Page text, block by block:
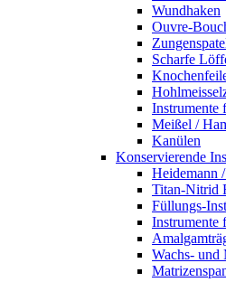
Wundhaken
Ouvre-
Scharfe
Instrumente
Meißel /
Kanülen
Konservierende
Heidemann
Titan-Nitrid
Füllungs-
Instrumente
Wachs- und